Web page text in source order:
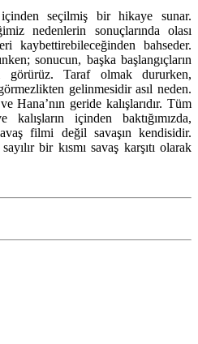
seçilmiş bir hikaye sunar.
nedenlerin sonuçlarında olası
kaybettirebileceğinden bahseder.
sonucun, başka başlangıçların
görürüz. Taraf olmak dururken,
gelinmesidir asıl neden.
Hana’nın geride kalışlarıdır. Tüm
içinden baktığımızda,
filmi değil savaşın kendisidir.
bir kısmı savaş karşıtı olarak